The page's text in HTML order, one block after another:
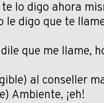
lo digo ahora
le digo que te
que me llame,
al conseller
Ambiente, ¡eh!